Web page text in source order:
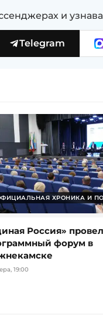
и
Telegram
ХРОНИКА И
Россия»
форум в
19:00